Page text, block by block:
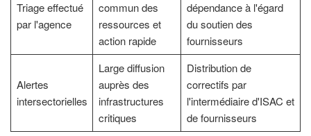
Triage effectué
par l'agence
commun des
ressources et
action rapide
dépendance à l'égard
du soutien des
fournisseurs
Alertes
intersectorielles
Large diffusion
auprès des
infrastructures
critiques
Distribution de
correctifs par
l'intermédiaire d'ISAC et
de fournisseurs